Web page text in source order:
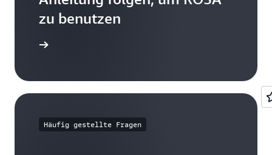
zu benutzen
Häufig gestellte Fragen